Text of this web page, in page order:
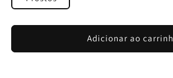
Adicionar ao